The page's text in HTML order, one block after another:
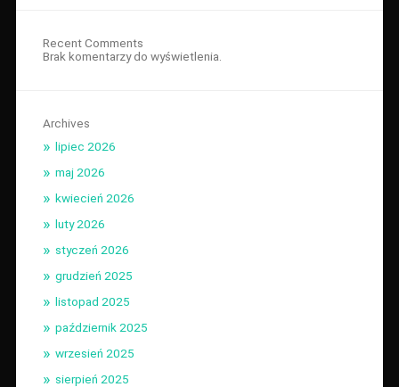
Recent Comments
Brak komentarzy do wyświetlenia.
Archives
lipiec 2026
maj 2026
kwiecień 2026
luty 2026
styczeń 2026
grudzień 2025
listopad 2025
październik 2025
wrzesień 2025
sierpień 2025